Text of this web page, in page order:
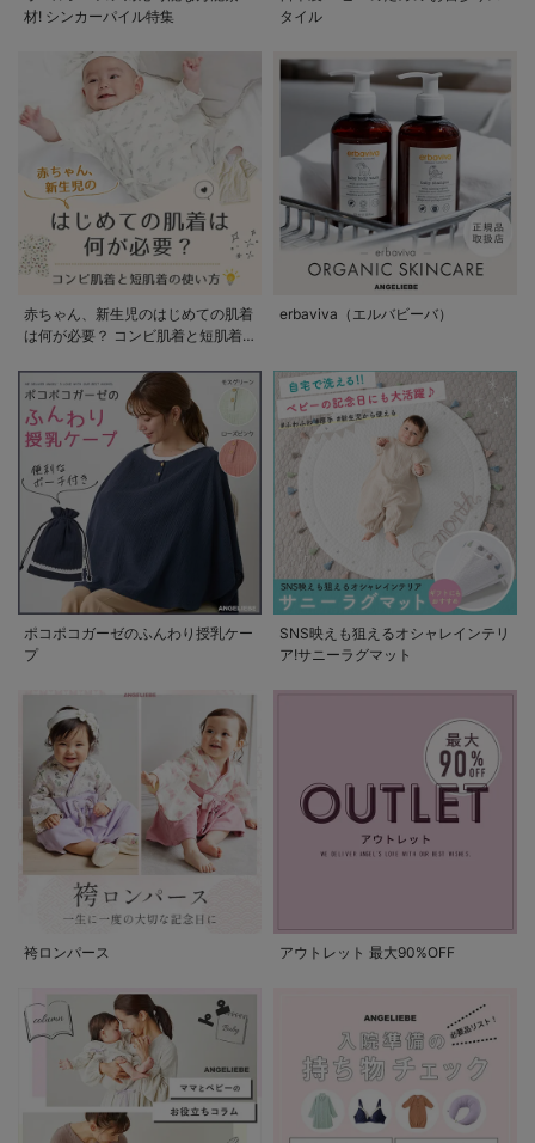
材! シンカーパイル特集
タイル
赤ちゃん、新生児のはじめての肌着
は何が必要？ コンビ肌着と短肌着
erbaviva（エルバビーバ）
ポコポコガーゼのふんわり授乳ケー
プ
SNS映えも狙えるオシャレインテリ
ア!サニーラグマット
袴ロンパース アウトレット 最大90%OFF